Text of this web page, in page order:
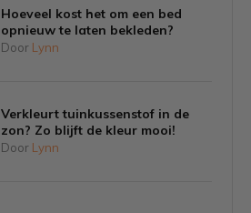
Hoeveel kost het om een bed
opnieuw te laten bekleden?
Door Lynn
Verkleurt tuinkussenstof in de
zon? Zo blijft de kleur mooi!
Door Lynn